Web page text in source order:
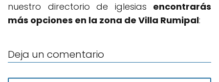
nuestro directorio de iglesias encontrarás
más opciones en la zona de Villa Rumipal:
Deja un comentario